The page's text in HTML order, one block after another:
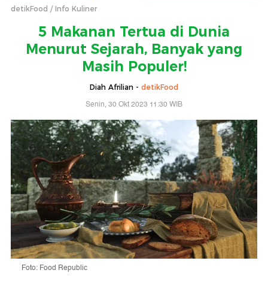
detikFood Info Kuliner
5 Makanan Tertua di Dunia
Menurut Sejarah, Banyak yang
Masih Populer!
Diah Afrilian - detikFood
Senin, 30 Okt 2023 11:30 WIB
Foto: Food Republic